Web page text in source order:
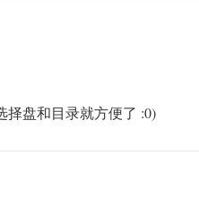
择盘和目录就方便了 :0)